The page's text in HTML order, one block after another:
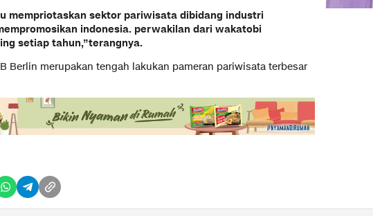
mempriotaskan sektor pariwisata dibidang industri
indonesia. perwakilan dari wakatobi
setiap tahun,”terangnya.
Berlin merupakan tengah lakukan pameran pariwisata terbesar